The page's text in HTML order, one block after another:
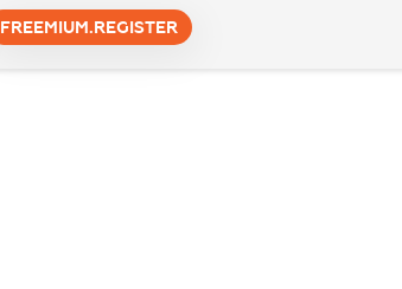
FREEMIUM.REGISTER